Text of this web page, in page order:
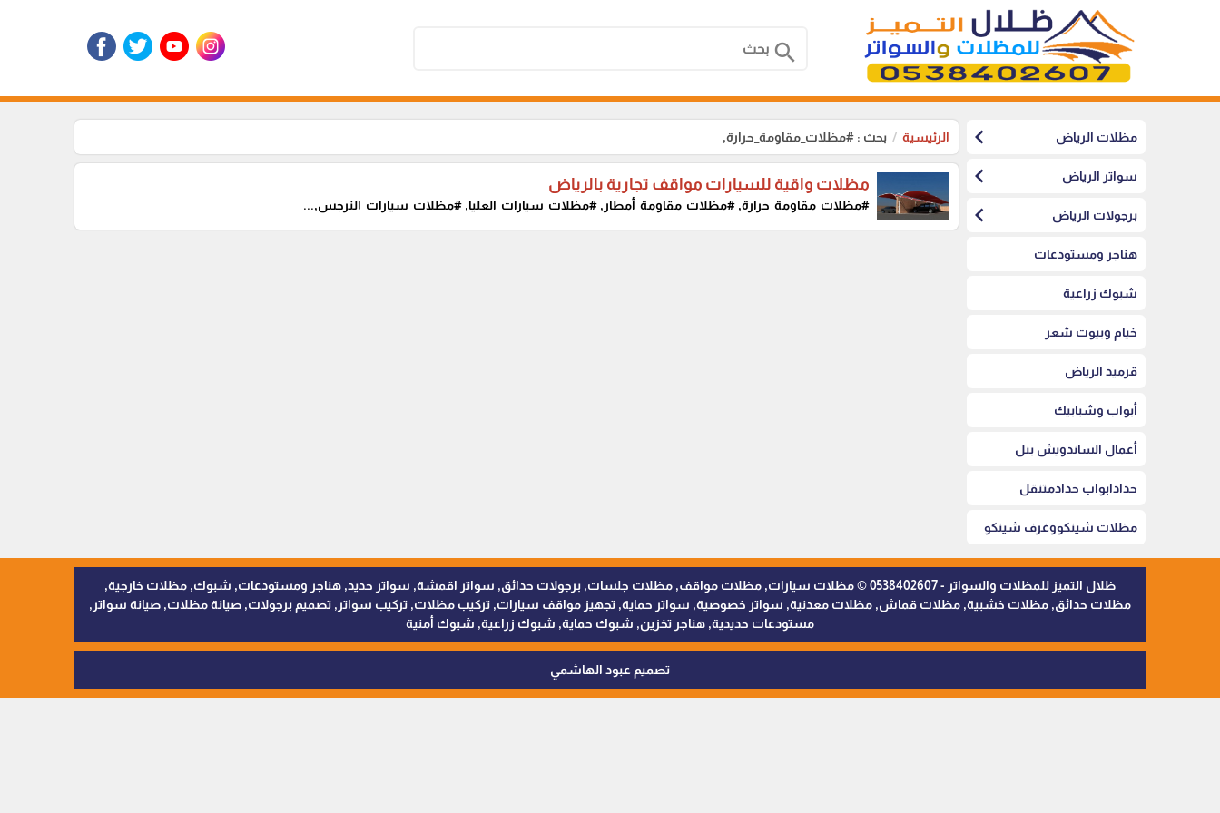
search
مظلات الرياض chevron_left
سواتر الرياض chevron_left
برجولات الرياض chevron_left
هناجر ومستودعات
شبوك زراعية
خيام وبيوت شعر
قرميد الرياض
أبواب وشبابيك
أعمال الساندويش بنل
حدادابواب حدادمتنقل
مظلات شينكووغرف شينكو
الرئيسية بحث : #مظلات_مقاومة_حرارة,
مظلات واقية للسيارات مواقف تجارية بالرياض
#مظلات_مقاومة_حرارة, #مظلات_مقاومة_أمطار, #مظلات_سيارات_العليا, #مظلات_سيارات_النرجس,...
ظلال التميز للمظلات والسواتر - 0538402607 © مظلات سيارات, مظلات مواقف, مظلات جلسات, برجولات حدائق, سواتر اقمشة, سواتر حديد, هناجر ومستودعات, شبوك, مظلات خارجية,
مظلات حدائق, مظلات خشبية, مظلات قماش, مظلات معدنية, سواتر خصوصية, سواتر حماية, تجهيز مواقف سيارات, تركيب مظلات, تركيب سواتر, تصميم برجولات, صيانة مظلات, صيانة سواتر,
مستودعات حديدية, هناجر تخزين, شبوك حماية, شبوك زراعية, شبوك أمنية
تصميم عبود الهاشمي